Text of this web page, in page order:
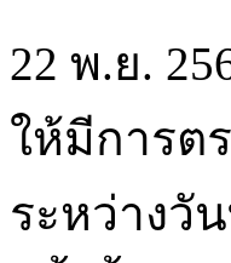
22 พ.ย.
ให้มีการต
ระหว่างวั